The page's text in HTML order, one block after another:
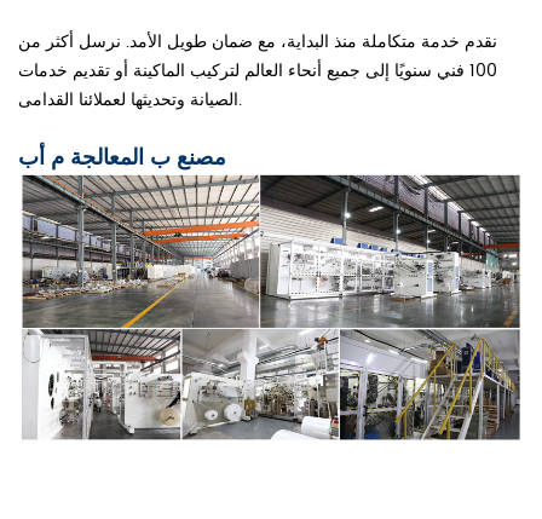
نقدم خدمة متكاملة منذ البداية، مع ضمان طويل الأمد. نرسل أكثر من
100 فني سنويًا إلى جميع أنحاء العالم لتركيب الماكينة أو تقديم خدمات
الصيانة وتحديثها لعملائنا القدامى.
مصنع ب المعالجة م أب